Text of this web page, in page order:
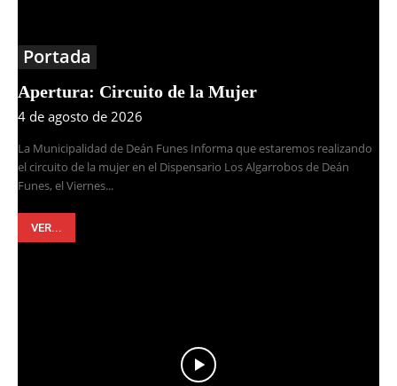
Portada
Apertura: Circuito de la Mujer
4 de agosto de 2026
La Municipalidad de Deán Funes Informa que estaremos realizando
el circuito de la mujer en el Dispensario Los Algarrobos de Deán
Funes, el Viernes...
VER...